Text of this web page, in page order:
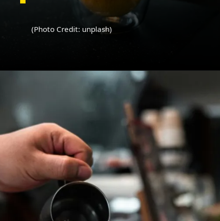
(Photo Credit: unplash)